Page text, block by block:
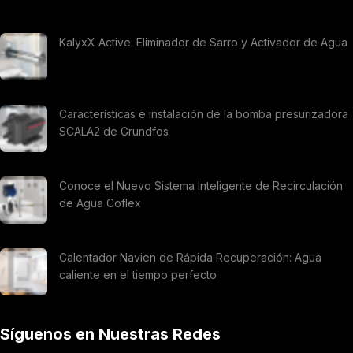
KalyxX Active: Eliminador de Sarro y Activador de Agua
Características e instalación de la bomba presurizadora
SCALA2 de Grundfos
Conoce el Nuevo Sistema Inteligente de Recirculación
de Agua Coflex
Calentador Navien de Rápida Recuperación: Agua
caliente en el tiempo perfecto
Síguenos en Nuestras Redes